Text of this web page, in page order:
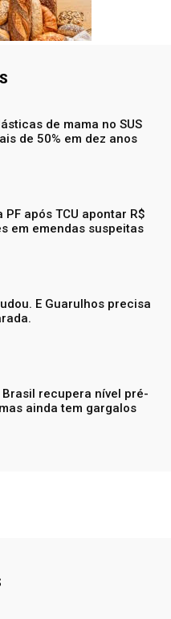
de mama no SUS
de 50% em dez anos
PF após TCU apontar R$
em emendas suspeitas
E Guarulhos precisa
Brasil recupera nível pré-
ainda tem gargalos